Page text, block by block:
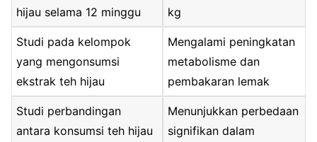
hijau selama 12 minggu
kg
Studi pada kelompok
yang mengonsumsi
ekstrak teh hijau
Mengalami peningkatan
metabolisme dan
pembakaran lemak
Studi perbandingan
antara konsumsi teh hijau
Menunjukkan perbedaan
signifikan dalam